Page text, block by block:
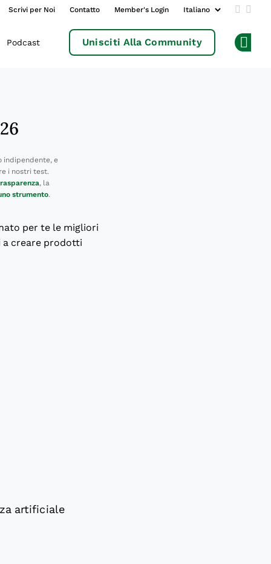
Scrivi per Noi Contatto Member's Login Add us
Podcast Unisciti Alla Community
indipendente, e
i nostri test.
, la
strumento.
per te le migliori
a creare prodotti
artificiale